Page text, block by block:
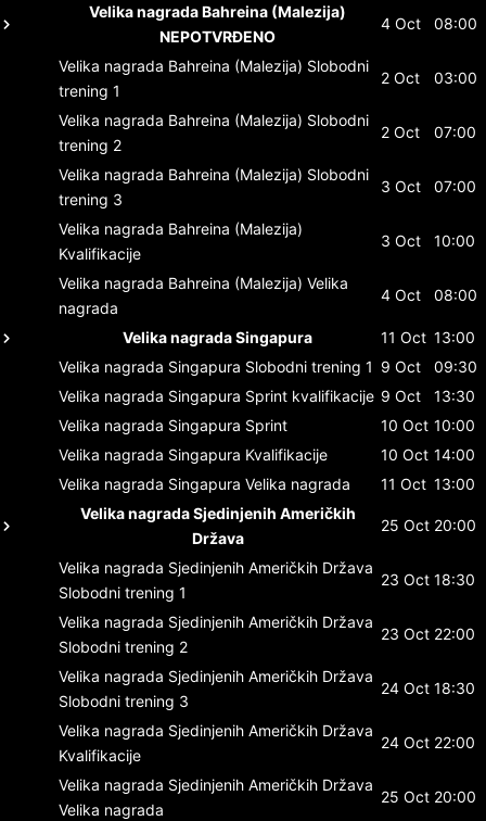
Velika nagrada Bahreina (Malezija)
NEPOTVRĐENO
4 Oct 08:00
Velika nagrada Bahreina (Malezija) Slobodni
trening 1
2 Oct 03:00
Velika nagrada Bahreina (Malezija) Slobodni
trening 2
2 Oct 07:00
Velika nagrada Bahreina (Malezija) Slobodni
trening 3
3 Oct 07:00
Velika nagrada Bahreina (Malezija)
Kvalifikacije
3 Oct 10:00
Velika nagrada Bahreina (Malezija) Velika
nagrada
4 Oct 08:00
Velika nagrada Singapura 11 Oct 13:00
Velika nagrada Singapura Slobodni trening 1 9 Oct
09:30
Velika nagrada Singapura Sprint kvalifikacije 9 Oct
13:30
Velika nagrada Singapura Sprint 10 Oct 10:00
Velika nagrada Singapura Kvalifikacije 10 Oct 14:00
Velika nagrada Singapura Velika nagrada 11 Oct 13:00
Velika nagrada Sjedinjenih Američkih
Država
25 Oct 20:00
Velika nagrada Sjedinjenih Američkih Država
Slobodni trening 1
23 Oct 18:30
Velika nagrada Sjedinjenih Američkih Država
Slobodni trening 2
23 Oct 22:00
Velika nagrada Sjedinjenih Američkih Država
Slobodni trening 3
24 Oct 18:30
Velika nagrada Sjedinjenih Američkih Država
Kvalifikacije
24 Oct 22:00
Velika nagrada Sjedinjenih Američkih Država
Velika nagrada
25 Oct 20:00